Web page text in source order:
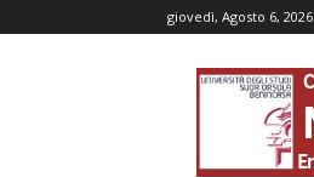
giovedì, Agosto 6, 2026